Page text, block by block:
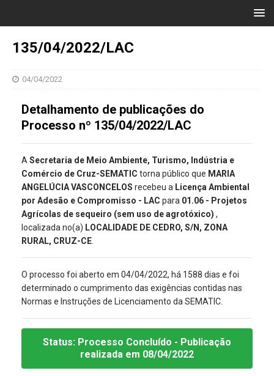
135/04/2022/LAC
04/04/2022
Detalhamento de publicações do
Processo nº 135/04/2022/LAC
A Secretaria de Meio Ambiente, Turismo, Indústria e
Comércio de Cruz-SEMATIC torna público que MARIA
ANGELÚCIA VASCONCELOS recebeu a Licença Ambiental
por Adesão e Compromisso - LAC para 01.06 - Projetos
Agrícolas de sequeiro (sem uso de agrotóxico) ,
localizada no(a) LOCALIDADE DE CEDRO, S/N, ZONA
RURAL, CRUZ-CE
O processo foi aberto em 04/04/2022, há 1588 dias e foi
determinado o cumprimento das exigências contidas nas
Normas e Instruções de Licenciamento da SEMATIC.
Status: Processo Concluído - Publicação
realizada em 08/04/2022